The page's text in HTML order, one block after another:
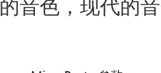
的音色，现代的